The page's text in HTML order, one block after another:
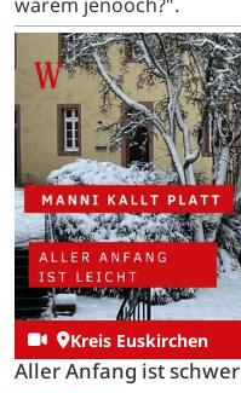
Kreis Euskirchen
Aller Anfang ist schwer